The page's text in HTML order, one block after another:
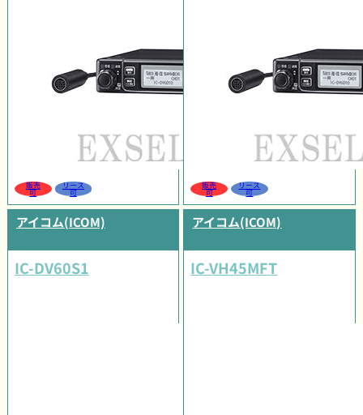
販売
可
リース
可
販売
可
リース
可
アイコム(ICOM)
IC-DV60S1
アイコム(ICOM)
IC-VH45MFT